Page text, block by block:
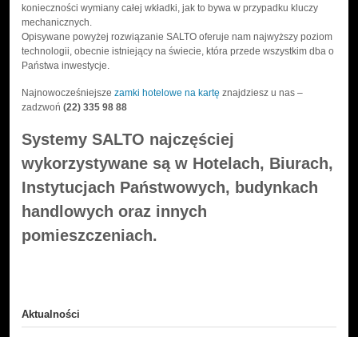
konieczności wymiany całej wkładki, jak to bywa w przypadku kluczy
mechanicznych.
Opisywane powyżej rozwiązanie SALTO oferuje nam najwyższy poziom
technologii, obecnie istniejący na świecie, która przede wszystkim dba o
Państwa inwestycje.
Najnowocześniejsze zamki hotelowe na kartę znajdziesz u nas –
zadzwoń (22) 335 98 88
Systemy SALTO najczęściej
wykorzystywane są w Hotelach, Biurach,
Instytucjach Państwowych, budynkach
handlowych oraz innych
pomieszczeniach.
Aktualności